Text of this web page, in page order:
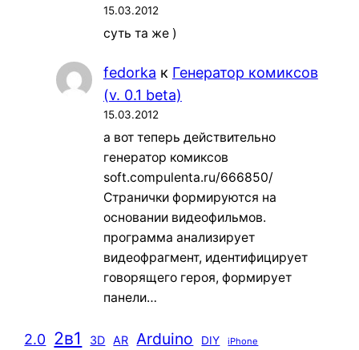
15.03.2012
суть та же )
fedorka к Генератор комиксов
(v. 0.1 beta)
15.03.2012
а вот теперь действительно
генератор комиксов
soft.compulenta.ru/666850/
Странички формируются на
основании видеофильмов.
программа анализирует
видеофрагмент, идентифицирует
говорящего героя, формирует
панели…
2.0 2в1 3D AR Arduino DIY iPhone